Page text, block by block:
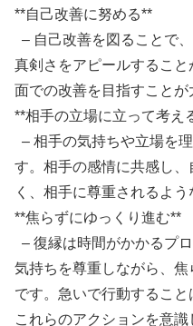
**自己改善に努める**
– 自己改善を図ることで
真剣さをアピールするこ
面での改善を目指すことが
**相手の立場に立って考え
– 相手の気持ちや立場を
す。相手の感情に共感し
く、相手に尊重されるよう
**焦らずにゆっくり進む**
– 復縁は時間がかかるプ
気持ちを尊重しながら、
です。急いで行動すること
これらのアクションを意